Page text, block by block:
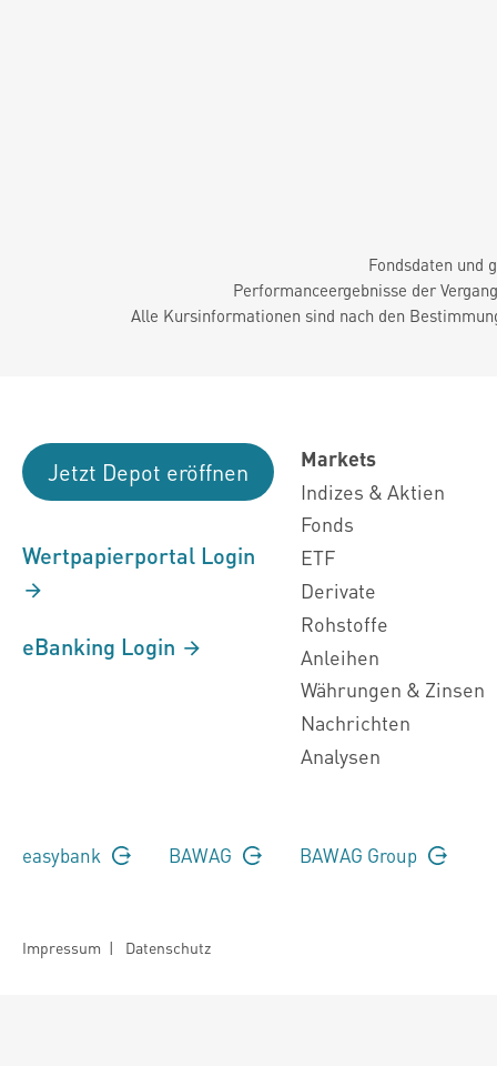
Fondsdaten und
Performanceergebnisse der
Alle Kursinformationen sind nach den
Jetzt Depot eröffnen
Wertpapierportal Login
eBanking Login
Markets
Indizes & Aktien
Fonds
ETF
Derivate
Rohstoffe
Anleihen
Währungen & Zinsen
Nachrichten
Analysen
easybank BAWAG BAWAG Group
Impressum | Datenschutz